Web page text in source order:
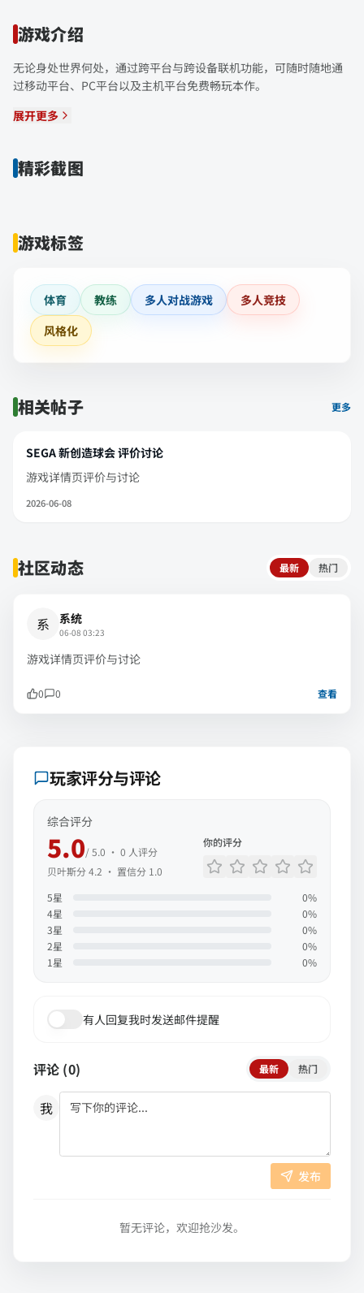
游戏介绍
无论身处世界何处，通过跨平台与跨设备联机功能，可随时随地通
过移动平台、PC平台以及主机平台免费畅玩本作。
展开更多
精彩截图
游戏标签
体育 教练 多人对战游戏
多人竞技
风格化
相关帖子 更多
SEGA 新创造球会 评价讨论
游戏详情页评价与讨论
2026-06-08
社区动态 最新 热门
系 系统
06-08 03:23
游戏详情页评价与讨论
0 0 查看
玩家评分与评论
综合评分
5.0/ 5.0 · 0 人评分
贝叶斯分4.2 · 置信分 1.0
你的评分
5星 0%
4星 0%
3星 0%
2星 0%
1 星 0%
有人回复我时发送邮件提醒
评论 (0) 最新 热门
我
发布
暂无评论，欢迎抢沙发。